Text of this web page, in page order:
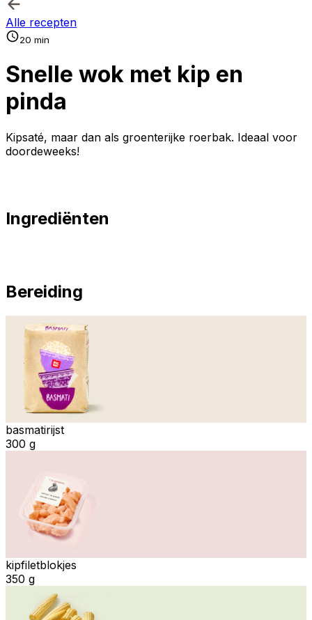
Alle recepten
20 min
Snelle wok met kip en
pinda
Kipsaté, maar dan als groenterijke roerbak. Ideaal voor
doordeweeks!
Ingrediënten
Bereiding
basmatirijst
300 g
kipfiletblokjes
350 g